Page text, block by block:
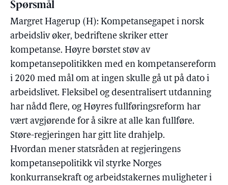
Spørsmål
Margret Hagerup (H): Kompetansegapet i norsk
arbeidsliv øker, bedriftene skriker etter
kompetanse. Høyre børstet støv av
kompetansepolitikken med en kompetansereform
i 2020 med mål om at ingen skulle gå ut på dato i
arbeidslivet. Fleksibel og desentralisert utdanning
har nådd flere, og Høyres fullføringsreform har
vært avgjørende for å sikre at alle kan fullføre.
Støre-regjeringen har gitt lite drahjelp.
Hvordan mener statsråden at regjeringens
kompetansepolitikk vil styrke Norges
konkurransekraft og arbeidstakernes muligheter i